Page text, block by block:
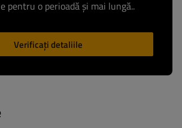
pentru o perioadă și mai lungă..
Verificați detaliile